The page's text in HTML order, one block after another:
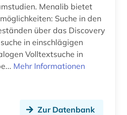
Menalib bietet
Suche in den
über das Discovery
in einschlägigen
Volltextsuche in
Mehr Informationen
Zur Datenbank